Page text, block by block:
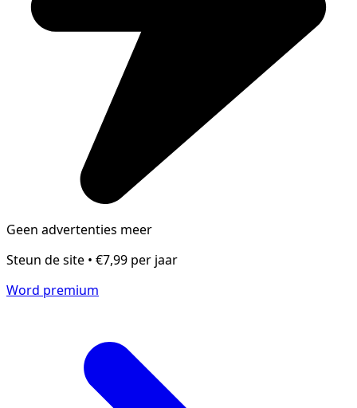
Geen advertenties meer
Steun de site • €7,99 per jaar
Word premium